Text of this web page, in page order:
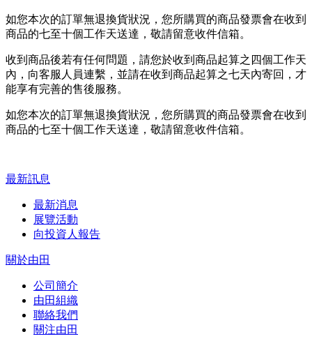
如您本次的訂單無退換貨狀況，您所購買的商品發票會在收到
商品的七至十個工作天送達，敬請留意收件信箱。
收到商品後若有任何問題，請您於收到商品起算之四個工作天
內，向客服人員連繫，並請在收到商品起算之七天內寄回，才
能享有完善的售後服務。
如您本次的訂單無退換貨狀況，您所購買的商品發票會在收到
商品的七至十個工作天送達，敬請留意收件信箱。
最新訊息
最新消息
展覽活動
向投資人報告
關於由田
公司簡介
由田組織
聯絡我們
關注由田